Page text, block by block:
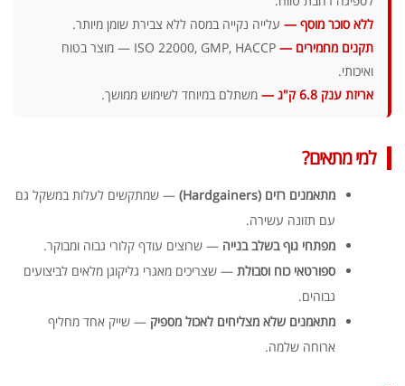
ללא סוכר מוסף — עלייה נקייה במסה ללא צבירת שומן מיותר.
תקנים מחמירים —
ISO 22000, GMP, HACCP — מוצר בטוח
ואיכותי.
אריזת ענק 6.8 ק"ג —
משתלם במיוחד לשימוש ממושך.
למי מתאים?
מתאמנים רזים (Hardgainers)
— שמתקשים לעלות במשקל גם
עם תזונה עשירה.
מפתחי גוף בשלב בנייה — שרוצים עודף קלורי גבוה ומבוקר.
ספורטאי כוח וסבולת — שצריכים מאגרי גליקוגן מלאים לביצועים
גבוהים.
מתאמנים שלא מצליחים לאכול מספיק — שייק אחד מחליף
ארוחה שלמה.